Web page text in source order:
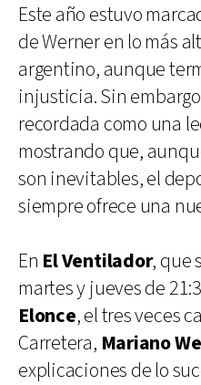
Este año estuvo
de Werner en lo más
argentino, aunque
injusticia. Sin
recordada como una
mostrando que,
son inevitables, el
siempre ofrece una
En El Ventilador, que
martes y jueves de
Elonce, el tres veces
Carretera, Mariano
explicaciones de lo